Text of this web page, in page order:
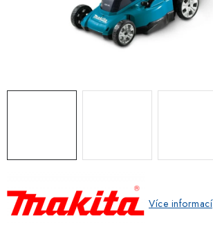
Obchodní podmínky
Podmínky ochrany osobních údajů
Více informací